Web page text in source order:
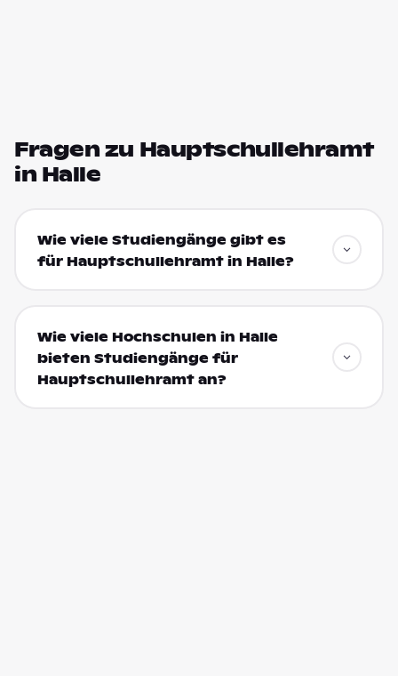
Fragen zu Hauptschullehramt
in Halle
Wie viele Studiengänge gibt es
für Hauptschullehramt in Halle?
Wie viele Hochschulen in Halle
bieten Studiengänge für
Hauptschullehramt an?